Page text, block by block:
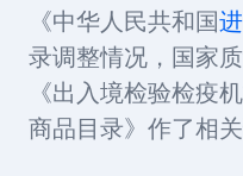
《中华人民共和国
录调整情况，国家
《出入境检验检疫
商品目录》作了相